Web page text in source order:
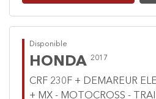
Disponible
HONDA 2017
CRF 230F + DEMAREUR
+ MX - MOTOCROSS -